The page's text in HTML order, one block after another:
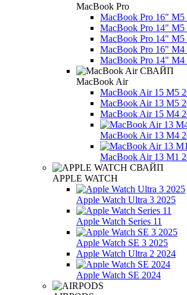
MacBook Pro
MacBook Pro 16" M5
MacBook Pro 14" M5
MacBook Pro 14" M5
MacBook Pro 16" M4
MacBook Pro 14" M4
MacBook Air
MacBook Air 15 M5
MacBook Air 13 M5
MacBook Air 15 M4
MacBook Air 13 M4
MacBook Air 13 М1
APPLE WATCH
Apple Watch Ultra 3 2025
Apple Watch Series 11
Apple Watch SE 3 2025
Apple Watch Ultra 2 2024
Apple Watch SE 2024